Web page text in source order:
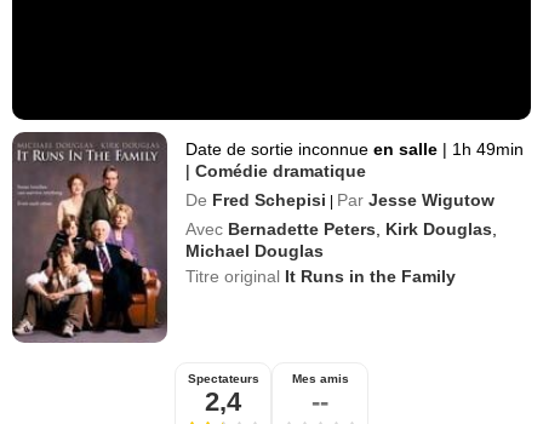
Date de sortie inconnueen salle | 1h 49min
| Comédie dramatique
De Fred Schepisi | Par Jesse Wigutow
Avec Bernadette Peters Kirk Douglas
Michael Douglas
Titre original It Runs in the Family
Spectateurs
2,4
Mes amis
--